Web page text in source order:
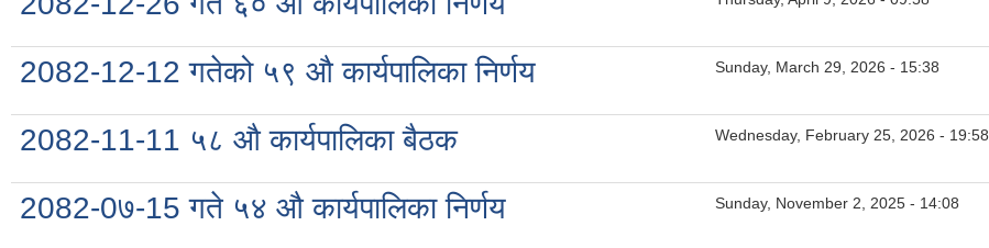
2082-12-12 गतेको ५९ औ कार्यपालिका निर्णय Sunday, March 29, 2026 - 15:38
2082-11-11 ५८ औ कार्यपालिका बैठक Wednesday, February 25, 2026 - 19:58
2082-0७-15 गते ५४ औ कार्यपालिका निर्णय Sunday, November 2, 2025 - 14:08